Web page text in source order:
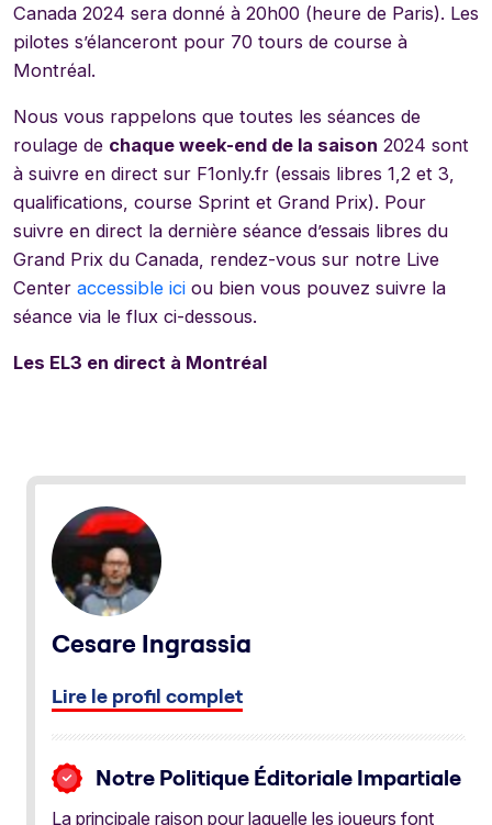
Canada 2024 sera donné à 20h00 (heure de Paris). Les
pilotes s’élanceront pour 70 tours de course à
Montréal.
Nous vous rappelons que toutes les séances de
roulage de chaque week-end de la saison 2024 sont
à suivre en direct sur F1only.fr (essais libres 1,2 et 3,
qualifications, course Sprint et Grand Prix). Pour
suivre en direct la dernière séance d’essais libres du
Grand Prix du Canada, rendez-vous sur notre Live
Center accessible ici ou bien vous pouvez suivre la
séance via le flux ci-dessous.
Les EL3 en direct à Montréal
Cesare Ingrassia
Lire le profil complet
Notre Politique Éditoriale Impartiale
La principale raison pour laquelle les joueurs font